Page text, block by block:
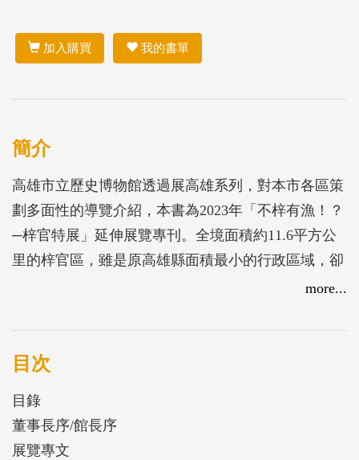
加入購買 我的書單
簡介
高雄市立歷史博物館透過展高雄系列，對本市各區策
劃多面性的導覽介紹，本書為2023年「不梓有漁！？
─梓官特展」延伸展覽專刊。全境面積約11.6平方公
里的梓官區，雖是原高雄縣面積最小的行政區域，卻
擁有高雄魚米之鄉的美稱，不僅是高雄最大的蔬菜集
古地圖、歷史文獻、田野調查等各式資料，按圖索驥
探究如何造就「北農南漁」的產業特性，及人們如何
盼。
more...
目次
目錄
董事長序/館長序
展覽專文